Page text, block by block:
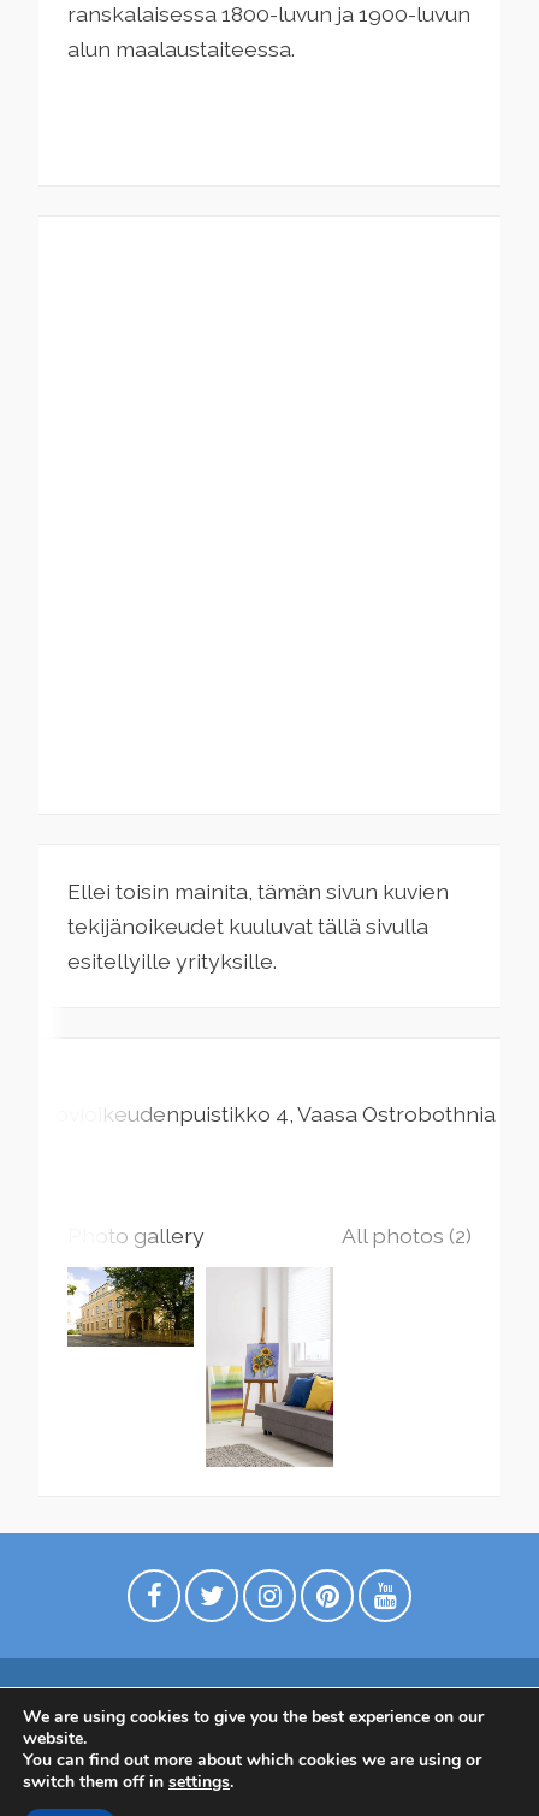
ranskalaisessa 1800-luvun ja 1900-luvun
alun maalaustaiteessa.
Ellei toisin mainita, tämän sivun kuvien
tekijänoikeudet kuuluvat tällä sivulla
esitellyille yrityksille.
Hovioikeudenpuistikko 4 VaasaOstrobothnia
Photo gallery All photos (2)
Digimarkkinointia matkailuyrityksille
Tietoa meistä
Ota yhtettä
Tietosuojaseloste
Tietoa Suomesta
We are using cookies to give you the best experience on our
website.
You can find out more about which cookies we are using or
switch them off in settings.